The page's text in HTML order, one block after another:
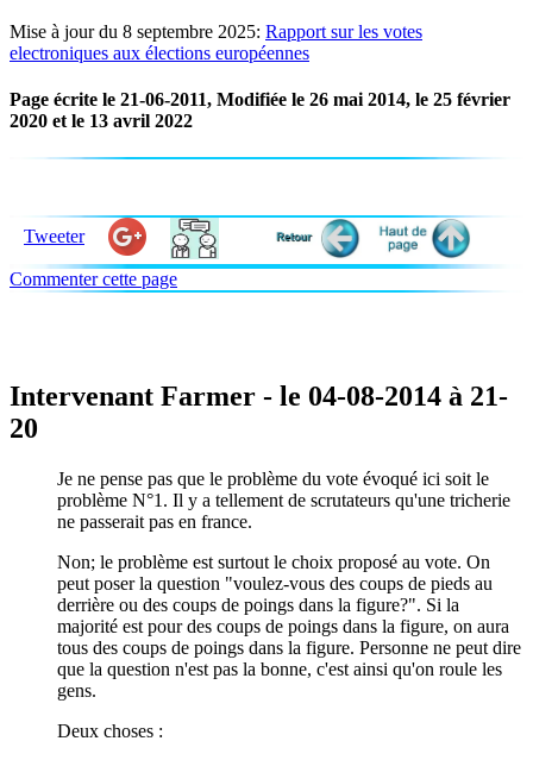
ROUSSEL
%
-0,474 %
%
%
-0,023
POUTOU
-0,080
%
-0,084
-0,065
-0,088
-0,028
-0,093
Mise à jour du 8 septembre 2025: Rapport sur les votes
electroniques aux élections européennes
Page écrite le 21-06-2011, Modifiée le 26 mai 2014, le 25 février
2020 et le 13 avril 2022
Tweeter
Commenter cette page
Intervenant Farmer - le 04-08-2014 à 21-
20
Je ne pense pas que le problème du vote évoqué ici soit le
problème N°1. Il y a tellement de scrutateurs qu'une tricherie
ne passerait pas en france.
Non; le problème est surtout le choix proposé au vote. On
peut poser la question "voulez-vous des coups de pieds au
derrière ou des coups de poings dans la figure?". Si la
majorité est pour des coups de poings dans la figure, on aura
tous des coups de poings dans la figure. Personne ne peut dire
que la question n'est pas la bonne, c'est ainsi qu'on roule les
gens.
Deux choses :